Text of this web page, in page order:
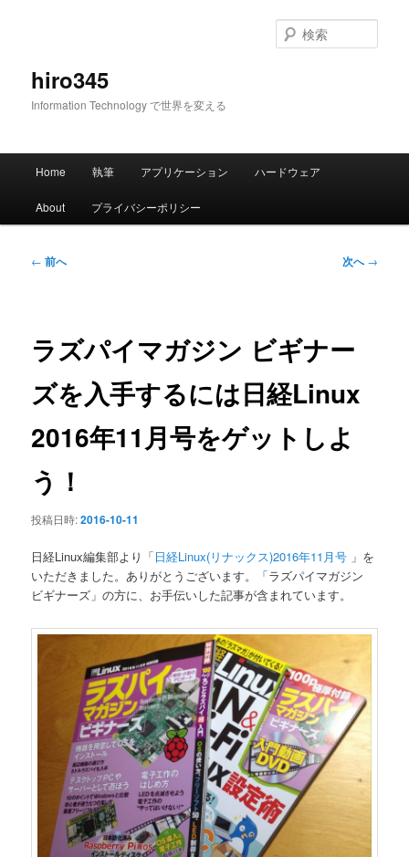
hiro345
Information Technology で世界を変える
索
メ
Home 執筆 アプリケーション ハードウェア
About プライバシーポリシー
投
ー
ョ
← 前へ 次へ→
ラズパイマガジン ビギナー
ズを入手するには日経Linux
2016年11月号をゲットしよ
う！
投稿日時:2016-10-11
日経Linux編集部より「日経Linux(リナックス)2016年11月号 」を
いただきました。ありがとうございます。「ラズパイマガジン
ビギナーズ」の方に、お手伝いした記事が含まれています。